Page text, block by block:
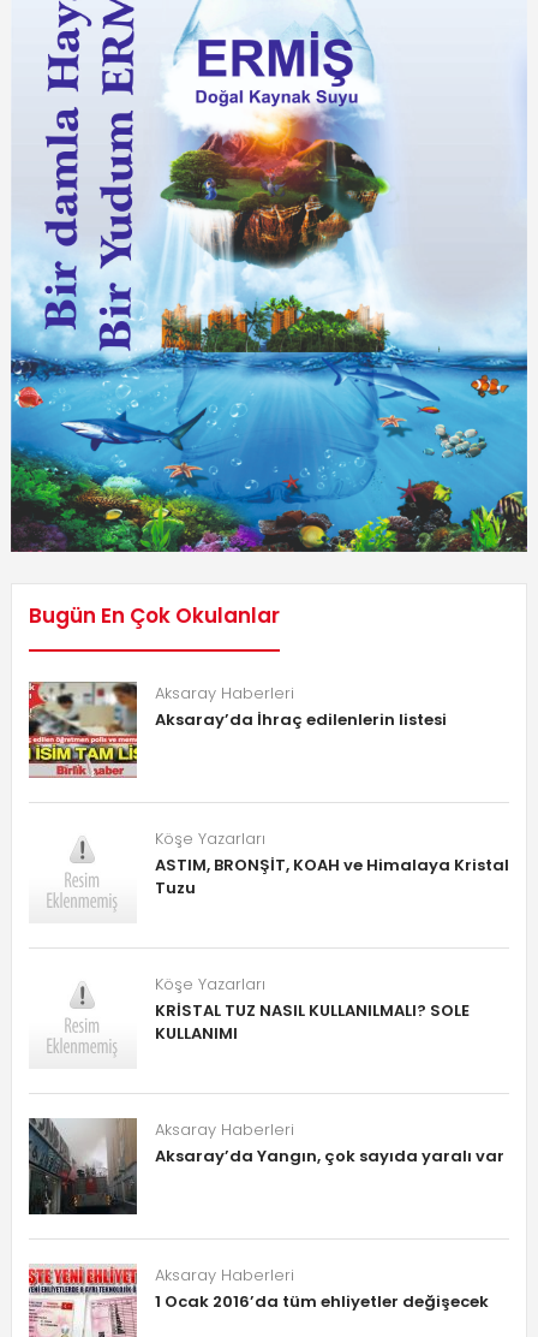
Bugün En Çok Okulanlar
Aksaray Haberleri
Aksaray’da İhraç edilenlerin listesi
Köşe Yazarları
ASTIM, BRONŞİT, KOAH ve Himalaya Kristal
Tuzu
Köşe Yazarları
KRİSTAL TUZ NASIL KULLANILMALI? SOLE
KULLANIMI
Aksaray Haberleri
Aksaray’da Yangın, çok sayıda yaralı var
Aksaray Haberleri
1 Ocak 2016’da tüm ehliyetler değişecek